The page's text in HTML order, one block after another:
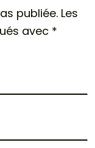
publiée. Les
avec *